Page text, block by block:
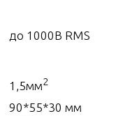
до 1000В RMS
1,5мм2
90*55*30 мм